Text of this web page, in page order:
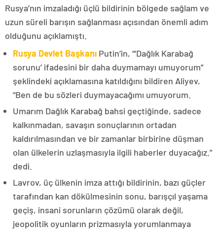
Rusya’nın imzaladığı üçlü bildirinin bölgede sağlam ve
uzun süreli barışın sağlanması açısından önemli adım
olduğunu açıklamıştı.
Rusya Devlet Başkanı Putin’in, “‘Dağlık Karabağ
sorunu’ ifadesini bir daha duymamayı umuyorum”
şeklindeki açıklamasına katıldığını bildiren Aliyev,
“Ben de bu sözleri duymayacağımı umuyorum.
Umarım Dağlık Karabağ bahsi geçtiğinde, sadece
kalkınmadan, savaşın sonuçlarının ortadan
kaldırılmasından ve bir zamanlar birbirine düşman
olan ülkelerin uzlaşmasıyla ilgili haberler duyacağız.”
dedi.
Lavrov, üç ülkenin imza attığı bildirinin, bazı güçler
tarafından kan dökülmesinin sonu, barışçıl yaşama
geçiş, insani sorunların çözümü olarak değil,
jeopolitik oyunların prizmasıyla yorumlanmaya